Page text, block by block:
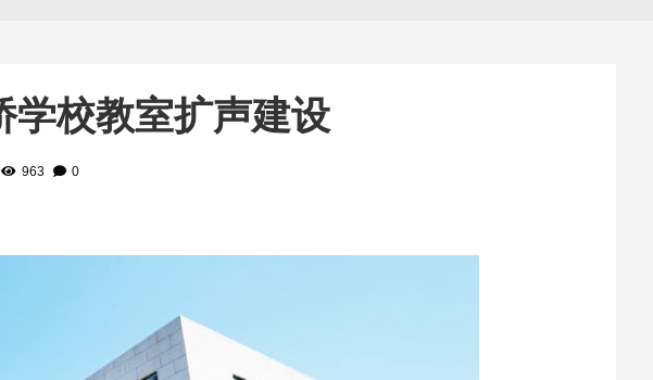
学校教室扩声建设
963 0